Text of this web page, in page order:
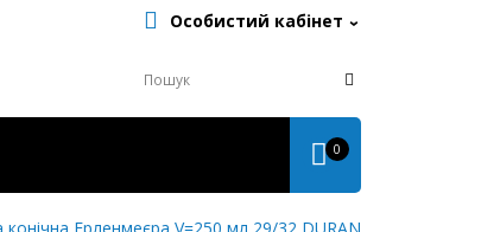
Особистий кабінет